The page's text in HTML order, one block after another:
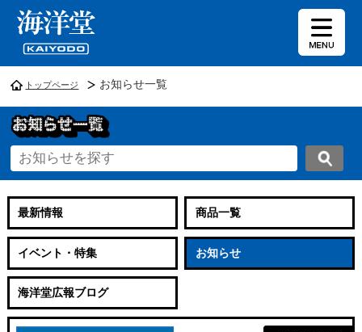
トップページ お知らせ一覧
最新情報 商品一覧
イベント・特集 お知らせ
海洋堂広報ブログ